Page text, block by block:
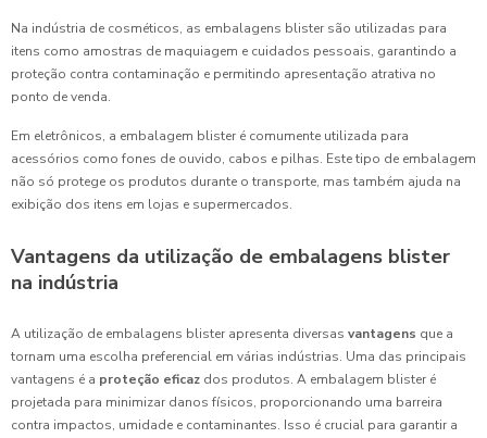
Na indústria de cosméticos, as embalagens blister são utilizadas para
itens como amostras de maquiagem e cuidados pessoais, garantindo a
proteção contra contaminação e permitindo apresentação atrativa no
ponto de venda.
Em eletrônicos, a embalagem blister é comumente utilizada para
acessórios como fones de ouvido, cabos e pilhas. Este tipo de embalagem
não só protege os produtos durante o transporte, mas também ajuda na
exibição dos itens em lojas e supermercados.
Vantagens da utilização de embalagens blister
na indústria
A utilização de embalagens blister apresenta diversas vantagens que a
tornam uma escolha preferencial em várias indústrias. Uma das principais
vantagens é a proteção eficaz dos produtos. A embalagem blister é
projetada para minimizar danos físicos, proporcionando uma barreira
contra impactos, umidade e contaminantes. Isso é crucial para garantir a